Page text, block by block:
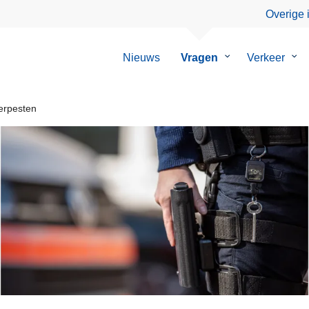
Overige
Nieuws Vragen
Submenu
Verkeer